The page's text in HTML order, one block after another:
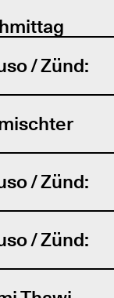
/ Zünd:
/ Zünd:
/ Zünd: